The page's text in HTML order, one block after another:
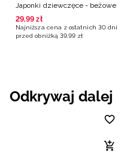
Japonki dziewczęce - beżowe
29,99 zł
Najniższa cena z ostatnich 30 dni
przed obniżką 39,99 zł
Odkrywaj dalej